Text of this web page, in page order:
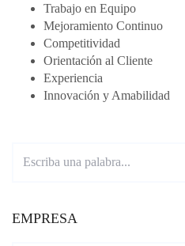
Trabajo en Equipo
Mejoramiento Continuo
Competitividad
Orientación al Cliente
Experiencia
Innovación y Amabilidad
EMPRESA